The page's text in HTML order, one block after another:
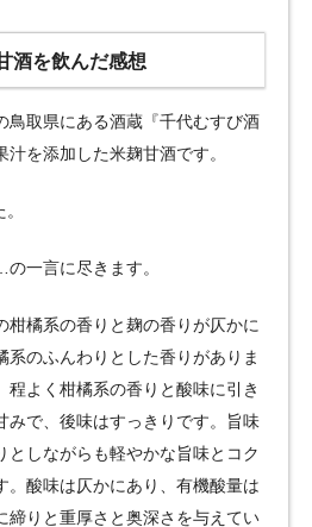
酒を飲んだ感想
鳥取県にある酒蔵『千代むすび酒
を添加した米麹甘酒です。
一言に尽きます。
柑橘系の香りと麹の香りが仄かに
系のふんわりとした香りがありま
程よく柑橘系の香りと酸味に引き
みで、後味はすっきりです。旨味
としながらも軽やかな旨味とコク
。酸味は仄かにあり、有機酸量は
締りと重厚さと奥深さを与えてい